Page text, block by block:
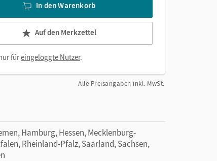
In den Warenkorb
Auf den Merkzettel
füreingeloggte Nutzer.
Alle Preisangaben inkl. MwSt.
Hamburg, Hessen, Mecklenburg-
Rheinland-Pfalz, Saarland, Sachsen,